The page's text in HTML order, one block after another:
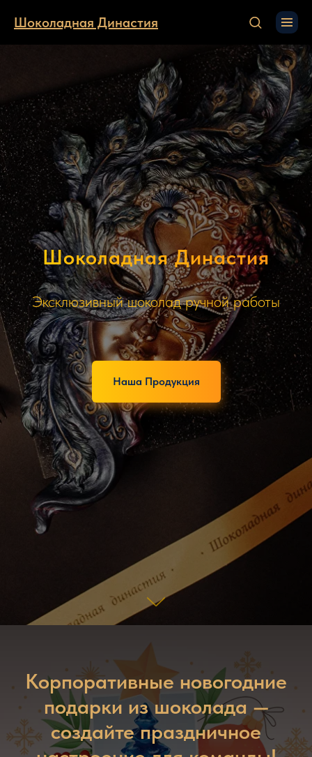
Шоколадная Династия
Шоколадная Династия
Эксклюзивный шоколад ручной работы
Наша Продукция
Корпоративные новогодние
подарки из шоколада —
создайте праздничное